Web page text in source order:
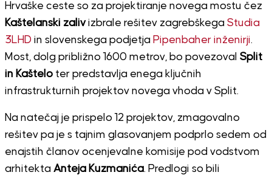
Hrvaške ceste so za projektiranje novega mostu čez
Kaštelanski zalivizbrale rešitev zagrebškega Studia
3LHD in slovenskega podjetja Pipenbaher inženirji.
Most, dolg približno 1600 metrov, bo povezoval Split
in Kašteloter predstavlja enega ključnih
infrastrukturnih projektov novega vhoda v Split.
Na natečaj je prispelo 12 projektov, zmagovalno
rešitev pa je s tajnim glasovanjem podprlo sedem od
enajstih članov ocenjevalne komisije pod vodstvom
arhitekta Anteja Kuzmanića. Predlogi so bili